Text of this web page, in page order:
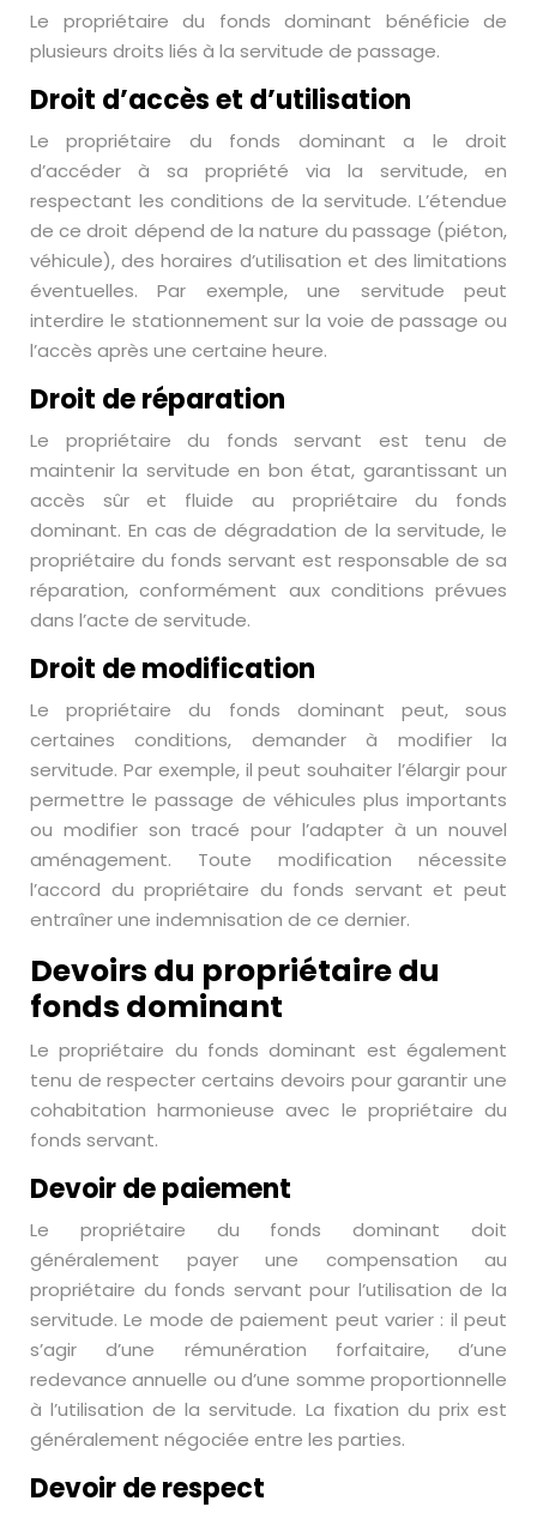
Le propriétaire du fonds dominant bénéficie de
plusieurs droits liés à la servitude de passage.
Droit d’accès et d’utilisation
Le propriétaire du fonds dominant a le droit
d’accéder à sa propriété via la servitude, en
respectant les conditions de la servitude. L’étendue
de ce droit dépend de la nature du passage (piéton,
véhicule), des horaires d’utilisation et des limitations
éventuelles. Par exemple, une servitude peut
interdire le stationnement sur la voie de passage ou
l’accès après une certaine heure.
Droit de réparation
Le propriétaire du fonds servant est tenu de
maintenir la servitude en bon état, garantissant un
accès sûr et fluide au propriétaire du fonds
dominant. En cas de dégradation de la servitude, le
propriétaire du fonds servant est responsable de sa
réparation, conformément aux conditions prévues
dans l’acte de servitude.
Droit de modification
Le propriétaire du fonds dominant peut, sous
certaines conditions, demander à modifier la
servitude. Par exemple, il peut souhaiter l’élargir pour
permettre le passage de véhicules plus importants
ou modifier son tracé pour l’adapter à un nouvel
aménagement. Toute modification nécessite
l’accord du propriétaire du fonds servant et peut
entraîner une indemnisation de ce dernier.
Devoirs du propriétaire du
fonds dominant
Le propriétaire du fonds dominant est également
tenu de respecter certains devoirs pour garantir une
cohabitation harmonieuse avec le propriétaire du
fonds servant.
Devoir de paiement
Le propriétaire du fonds dominant doit
généralement payer une compensation au
propriétaire du fonds servant pour l’utilisation de la
servitude. Le mode de paiement peut varier : il peut
s’agir d’une rémunération forfaitaire, d’une
redevance annuelle ou d’une somme proportionnelle
à l’utilisation de la servitude. La fixation du prix est
généralement négociée entre les parties.
Devoir de respect